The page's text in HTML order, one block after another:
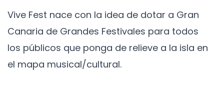
Vive Fest nace con la idea de dotar a Gran
Canaria de Grandes Festivales para todos
los públicos que ponga de relieve a la isla en
el mapa musical/cultural.